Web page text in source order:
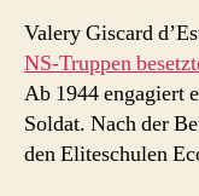
Valery Giscard
NS-Truppen
Ab 1944 engagiert
Soldat. Nach der
den Eliteschulen